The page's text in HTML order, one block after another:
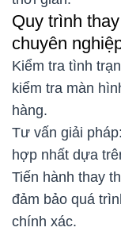
Quy trình
chuyên
Kiểm tra tình
kiểm tra màn
hàng.
Tư vấn giải
hợp nhất dựa
Tiến hành thay
đảm bảo quá
chính xác.